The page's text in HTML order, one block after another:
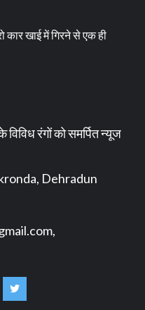
कार खाई में गिरने से एक ही
रंगों को समर्पित न्यूज
Dehradun
,
Twitter